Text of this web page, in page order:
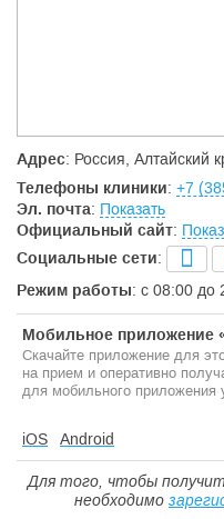
Адрес: Россия, Алтайский
Телефоны клиники: +7
Эл. почта: Показать
Официальный сайт:
Социальные сети:
Режим работы: с 08:00 до
Мобильное приложение
Скачайте приложение для
на прием и оперативно
для мобильного приложения
iOS Android
Для того, чтобы
необходимо